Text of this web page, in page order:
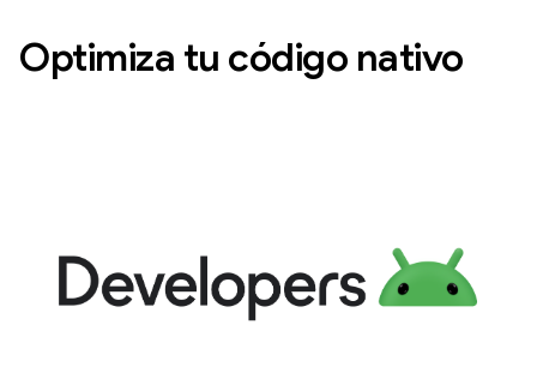
Optimiza tu código nativo